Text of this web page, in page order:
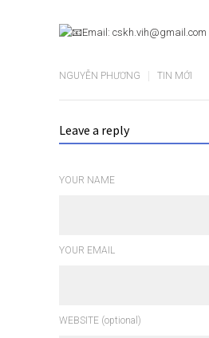
Email: cskh.vih@gmail.com
NGUYỄN PHƯƠNG TIN MỚI
Leave a reply
YOUR NAME
YOUR EMAIL
WEBSITE (optional)